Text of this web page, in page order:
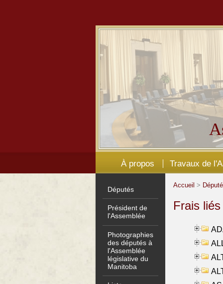
À propos Travaux de
Députés
Président de
l'Assemblée
Photographies
des députés à
l'Assemblée
législative du
Manitoba
Accueil >
Frais